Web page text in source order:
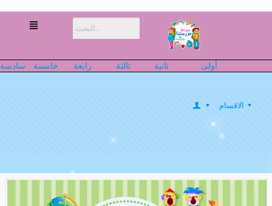
أولى ثانية ثالثة رابعة خامسة سادسة
الاقسام